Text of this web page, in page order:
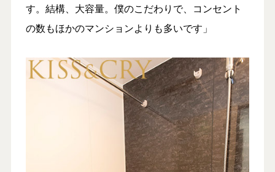
す。結構、大容量。僕のこだわりで、コンセント
の数もほかのマンションよりも多いです」